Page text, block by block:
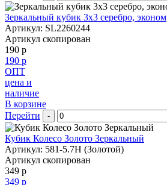
Зеркальный кубик 3х3 серебро, эконом
Артикул: SL2260244
Артикул скопирован
190 р
190 р
ОПТ
цена и
наличие
В корзине
Перейти
-
Кубик Колесо Золото Зеркальный
Артикул: 581-5.7H (Золотой)
Артикул скопирован
349 р
349 р